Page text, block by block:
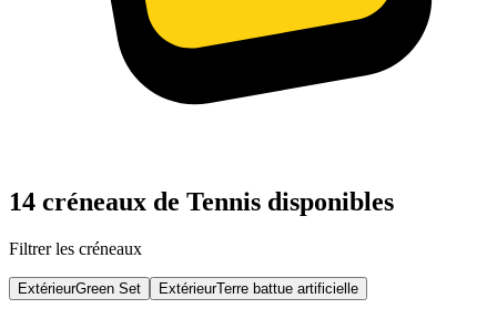
14 créneaux de Tennis disponibles
Filtrer les créneaux
ExtérieurGreen Set ExtérieurTerre battue artificielle